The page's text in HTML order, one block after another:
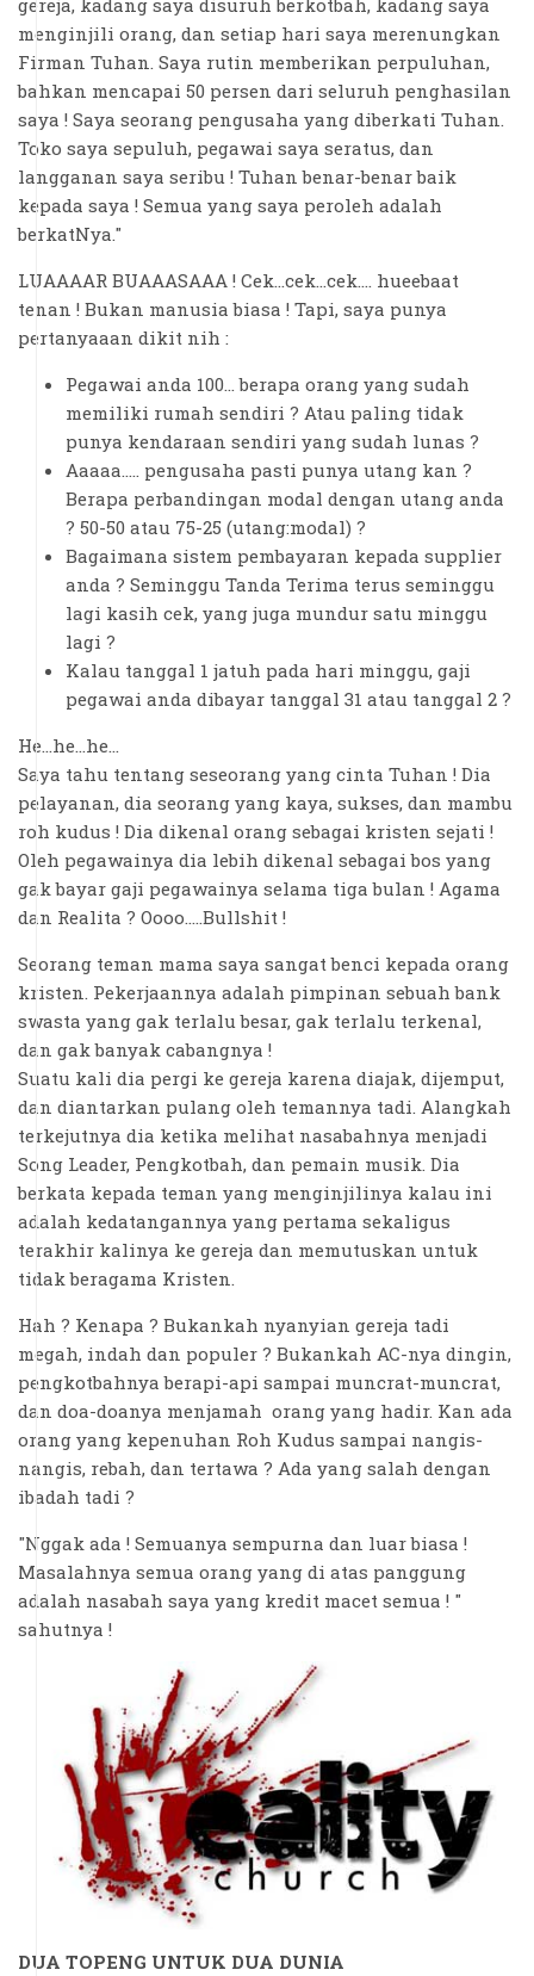
gereja, kadang saya disuruh berkotbah, kadang saya
menginjili orang, dan setiap hari saya merenungkan
Firman Tuhan. Saya rutin memberikan perpuluhan,
bahkan mencapai 50 persen dari seluruh penghasilan
saya ! Saya seorang pengusaha yang diberkati Tuhan.
Toko saya sepuluh, pegawai saya seratus, dan
langganan saya seribu ! Tuhan benar-benar baik
kepada saya ! Semua yang saya peroleh adalah
berkatNya."
LUAAAAR BUAAASAAA ! Cek...cek...cek.... hueebaat
tenan ! Bukan manusia biasa ! Tapi, saya punya
pertanyaaan dikit nih :
Pegawai anda 100... berapa orang yang sudah
memiliki rumah sendiri ? Atau paling tidak
punya kendaraan sendiri yang sudah lunas ?
Aaaaa..... pengusaha pasti punya utang kan ?
Berapa perbandingan modal dengan utang anda
? 50-50 atau 75-25 (utang:modal) ?
Bagaimana sistem pembayaran kepada supplier
anda ? Seminggu Tanda Terima terus seminggu
lagi kasih cek, yang juga mundur satu minggu
lagi ?
Kalau tanggal 1 jatuh pada hari minggu, gaji
pegawai anda dibayar tanggal 31 atau tanggal 2 ?
He...he...he...
Saya tahu tentang seseorang yang cinta Tuhan ! Dia
pelayanan, dia seorang yang kaya, sukses, dan mambu
roh kudus ! Dia dikenal orang sebagai kristen sejati !
Oleh pegawainya dia lebih dikenal sebagai bos yang
gak bayar gaji pegawainya selama tiga bulan ! Agama
dan Realita ? Oooo.....Bullshit !
Seorang teman mama saya sangat benci kepada orang
kristen. Pekerjaannya adalah pimpinan sebuah bank
swasta yang gak terlalu besar, gak terlalu terkenal,
dan gak banyak cabangnya !
Suatu kali dia pergi ke gereja karena diajak, dijemput,
dan diantarkan pulang oleh temannya tadi. Alangkah
terkejutnya dia ketika melihat nasabahnya menjadi
Song Leader, Pengkotbah, dan pemain musik. Dia
berkata kepada teman yang menginjilinya kalau ini
adalah kedatangannya yang pertama sekaligus
terakhir kalinya ke gereja dan memutuskan untuk
tidak beragama Kristen.
Hah ? Kenapa ? Bukankah nyanyian gereja tadi
megah, indah dan populer ? Bukankah AC-nya dingin,
pengkotbahnya berapi-api sampai muncrat-muncrat,
dan doa-doanya menjamah orang yang hadir. Kan ada
orang yang kepenuhan Roh Kudus sampai nangis-
nangis, rebah, dan tertawa ? Ada yang salah dengan
ibadah tadi ?
"Nggak ada ! Semuanya sempurna dan luar biasa !
Masalahnya semua orang yang di atas panggung
adalah nasabah saya yang kredit macet semua ! "
sahutnya !
DUA TOPENG UNTUK DUA DUNIA